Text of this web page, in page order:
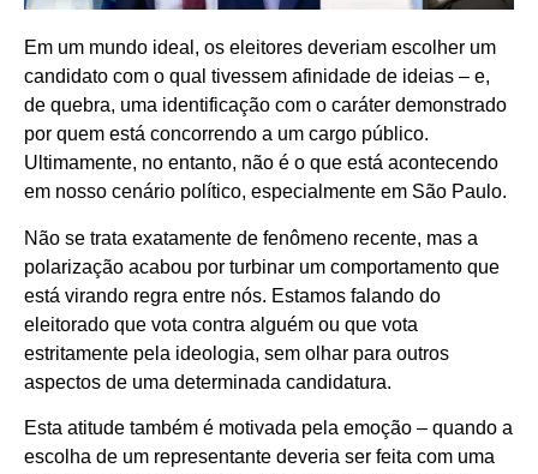
Em um mundo ideal, os eleitores deveriam escolher um
candidato com o qual tivessem afinidade de ideias – e,
de quebra, uma identificação com o caráter demonstrado
por quem está concorrendo a um cargo público.
Ultimamente, no entanto, não é o que está acontecendo
em nosso cenário político, especialmente em São Paulo.
Não se trata exatamente de fenômeno recente, mas a
polarização acabou por turbinar um comportamento que
está virando regra entre nós. Estamos falando do
eleitorado que vota contra alguém ou que vota
estritamente pela ideologia, sem olhar para outros
aspectos de uma determinada candidatura.
Esta atitude também é motivada pela emoção – quando a
escolha de um representante deveria ser feita com uma